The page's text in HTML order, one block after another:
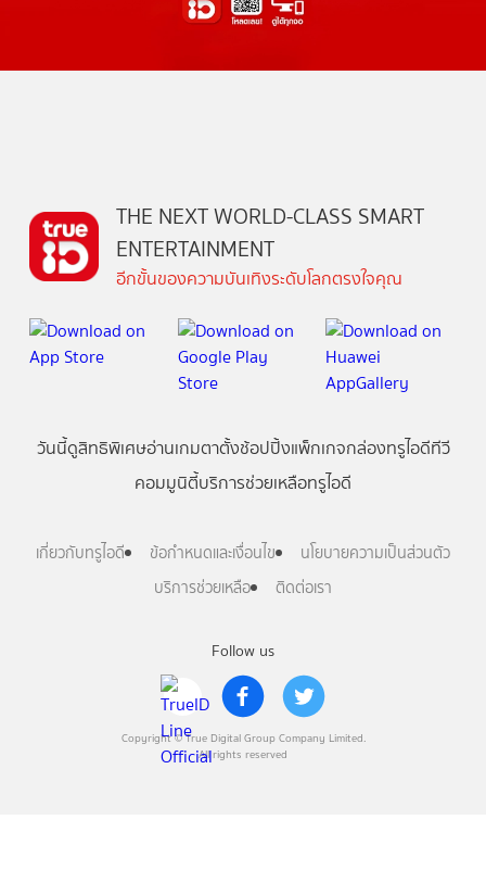
Follow us
Copyright © True Digital Group Company Limited.
All rights reserved
THE NEXT WORLD-CLASS SMART
ENTERTAINMENT
อีกขั้นของความบันเทิงระดับโลกตรงใจคุณ
วันนี้ดูสิทธิพิเศษอ่านเกมตาตั้งช้อปปิ้งแพ็กเกจกล่องทรูไอดีทีวี
คอมมูนิตี้บริการช่วยเหลือทรูไอดี
เกี่ยวกับทรูไอดี ข้อกำหนดและเงื่อนไข
นโยบายความเป็นส่วนตัว
บริการช่วยเหลือ
ติดต่อเรา